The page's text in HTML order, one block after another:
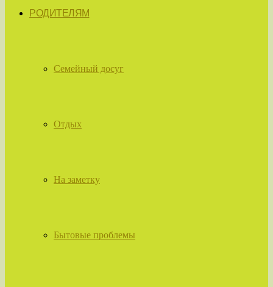
РОДИТЕЛЯМ
Семейный досуг
Отдых
На заметку
Бытовые проблемы